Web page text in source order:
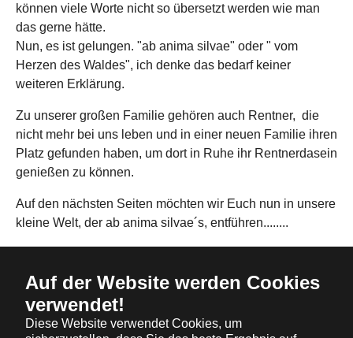
Auf der Website werden Cookies
verwendet!
Diese Website verwendet Cookies, um
können viele Worte nicht so übersetzt werden wie man
das gerne hätte.
Nun, es ist gelungen. "ab anima silvae" oder " vom
Herzen des Waldes", ich denke das bedarf keiner
weiteren Erklärung.
Zu unserer großen Familie gehören auch Rentner, die
nicht mehr bei uns leben und in einer neuen Familie ihren
Platz gefunden haben, um dort in Ruhe ihr Rentnerdasein
genießen zu können.
Auf den nächsten Seiten möchten wir Euch nun in unsere
kleine Welt, der ab anima silvae´s, entführen........
Impressum